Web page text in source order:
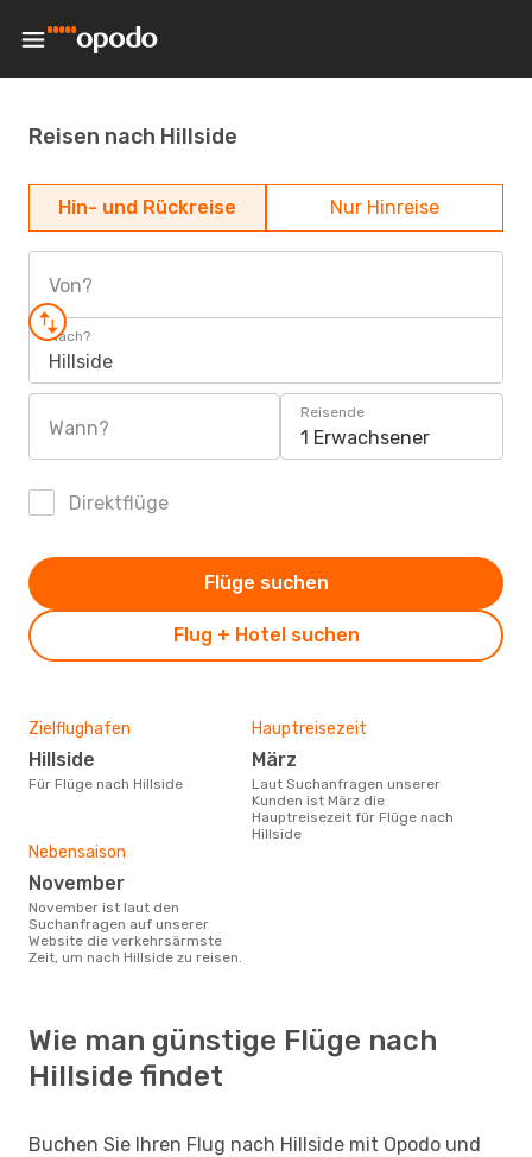
Reisen nach Hillside
Hin- und Rückreise Nur Hinreise
Von?
Nach?
Hillside
Wann?
Reisende
1 Erwachsener
Direktflüge
Flug + Hotel suchen
Flüge suchen
Zielflughafen
Hillside
Für Flüge nach Hillside
Hauptreisezeit
März
Laut Suchanfragen unserer
Kunden ist März die
Hauptreisezeit für Flüge nach
Hillside
Nebensaison
November
November ist laut den
Suchanfragen auf unserer
Website die verkehrsärmste
Zeit, um nach Hillside zu reisen.
Wie man günstige Flüge nach
Hillside findet
Buchen Sie Ihren Flug nach Hillside mit Opodo und